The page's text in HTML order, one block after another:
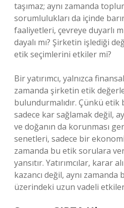
taşımaz; aynı zamanda
sorumlulukları da içinde
faaliyetleri, çevreye duyarlı
dayalı mı? Şirketin işlediği
etik seçimlerini etkiler mi?
Bir yatırımcı, yalnızca
zamanda şirketin etik
bulundurmalıdır. Çünkü etik
sadece kar sağlamak değil,
ve doğanın da korunması
senetleri, sadece bir
zamanda bu etik sorulara
yansıtır. Yatırımcılar, karar
kazancı değil, aynı
üzerindeki uzun vadeli